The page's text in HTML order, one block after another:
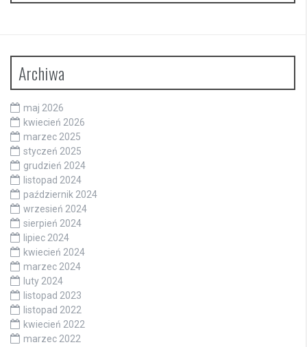
Archiwa
maj 2026
kwiecień 2026
marzec 2025
styczeń 2025
grudzień 2024
listopad 2024
październik 2024
wrzesień 2024
sierpień 2024
lipiec 2024
kwiecień 2024
marzec 2024
luty 2024
listopad 2023
listopad 2022
kwiecień 2022
marzec 2022